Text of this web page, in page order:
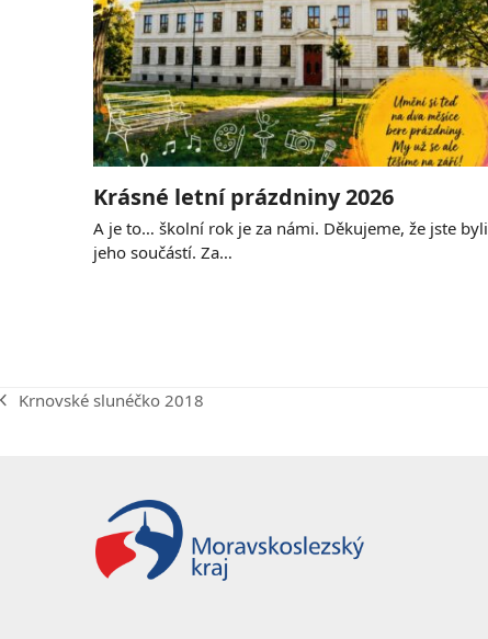
Krásné letní prázdniny 2026
A je to… školní rok je za námi. Děkujeme, že jste byli
jeho součástí. Za…
previous
Krnovské slunéčko 2018